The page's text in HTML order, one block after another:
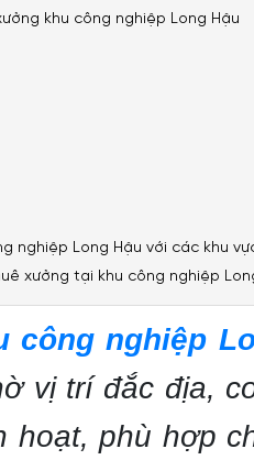
khu công nghiệp Long Hậu
nghiệp Long Hậu với các khu
xưởng tại khu công nghiệp
công nghiệp
vị trí đắc địa,
hoạt, phù hợp